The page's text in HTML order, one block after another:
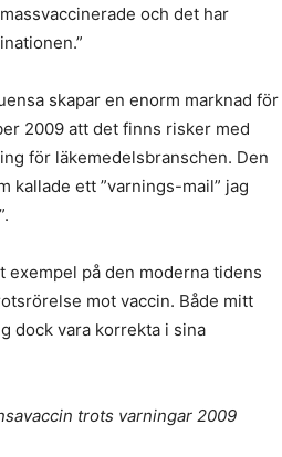
och det har
skapar en enorm marknad för
2009 att det finns risker med
för läkemedelsbranschen. Den
kallade ett ”varnings-mail” jag
exempel på den moderna tidens
mot vaccin. Både mitt
dock vara korrekta i sina
trots varningar 2009